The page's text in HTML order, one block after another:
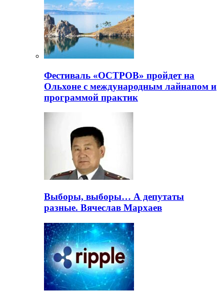
Фестиваль «ОСТРОВ» пройдет на
Ольхоне с международным лайнапом и
программой практик
Выборы, выборы… А депутаты
разные. Вячеслав Мархаев